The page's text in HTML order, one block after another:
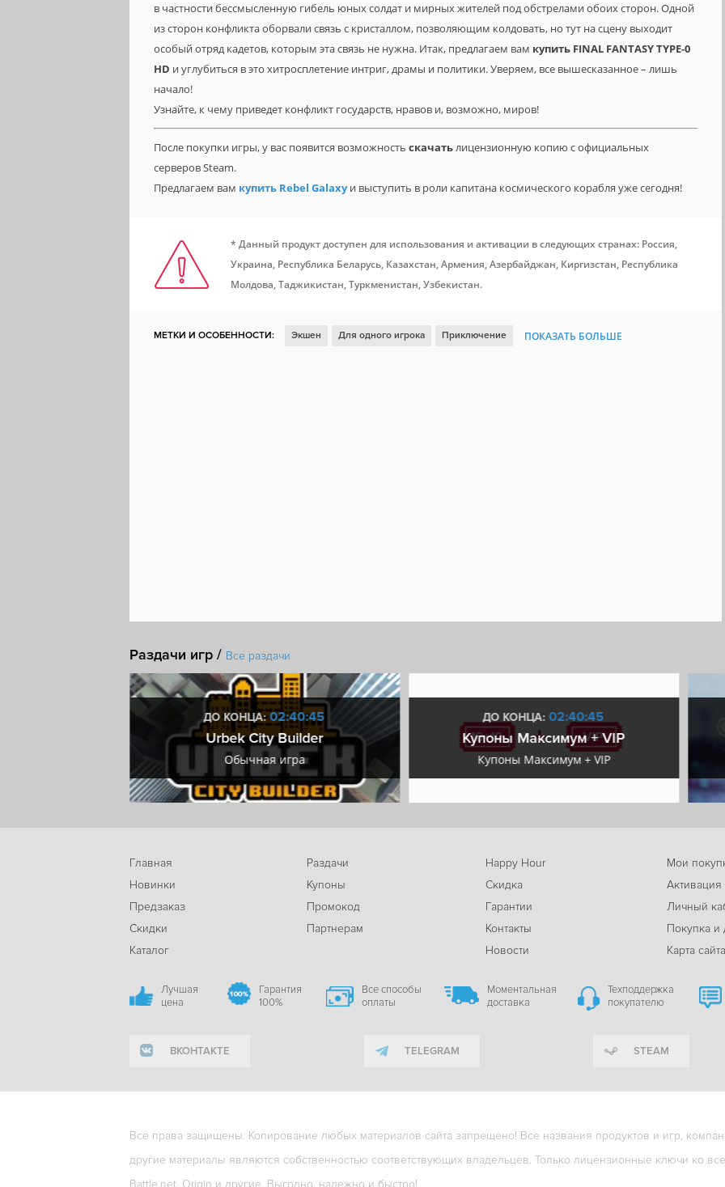
в частности бессмысленную гибель юных солдат и мирных жителей под обстрелами обоих сторон. Одной
из сторон конфликта оборвали связь с кристаллом, позволяющим колдовать, но тут на сцену выходит
особый отряд кадетов, которым эта связь не нужна. Итак, предлагаем вам купить FINAL FANTASYTYPE-0
HD и углубиться в это хитросплетение интриг, драмы и политики. Уверяем, все вышесказанное – лишь
начало!
Узнайте, к чему приведет конфликт государств, нравов и, возможно, миров!
После покупки игры, у вас появится возможность скачатьлицензионную копию с официальных
серверов Steam.
Предлагаем вам купить Rebel Galaxyи выступить в роли капитана космического корабля уже сегодня!
* Данный продукт доступен для использования и активации в следующих странах: Россия,
Украина, Республика Беларусь, Казахстан, Армения, Азербайджан, Киргизстан, Республика
Молдова, Таджикистан, Туркменистан, Узбекистан.
МЕТКИ И ОСОБЕННОСТИ: Экшен Для одного игрока Приключение ПОКАЗАТЬ БОЛЬШЕ
Раздачи игр / Все раздачи
ДО КОНЦА:02:40:44
Urbek City Builder
Обычная игра
ДО КОНЦА:02:40:44
Купоны Максимум + VIP
Купоны Максимум + VIP
Главная
Новинки
Предзаказ
Скидки
Каталог
Раздачи
Купоны
Промокод
Партнерам
Happy Hour
Скидка
Гарантии
Контакты
Новости
Мои
Личный
Покупка и
Карта сайта
Лучшая
цена
Гарантия
100%
Все способы
оплаты
Моментальная
доставка
Техподдержка
покупателю
ВКОНТАКТЕ TELEGRAM STEAM
Все права защищены. Копирование любых материалов сайта запрещено! Все названия продуктов и игр,
другие материалы являются собственностью соответствующих владельцев. Только лицензионные ключи ко
Battle.net, Origin и другие. Выгодно, надежно и быстро!